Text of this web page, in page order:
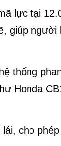
lực tại
giúp người
thống
Honda
cho